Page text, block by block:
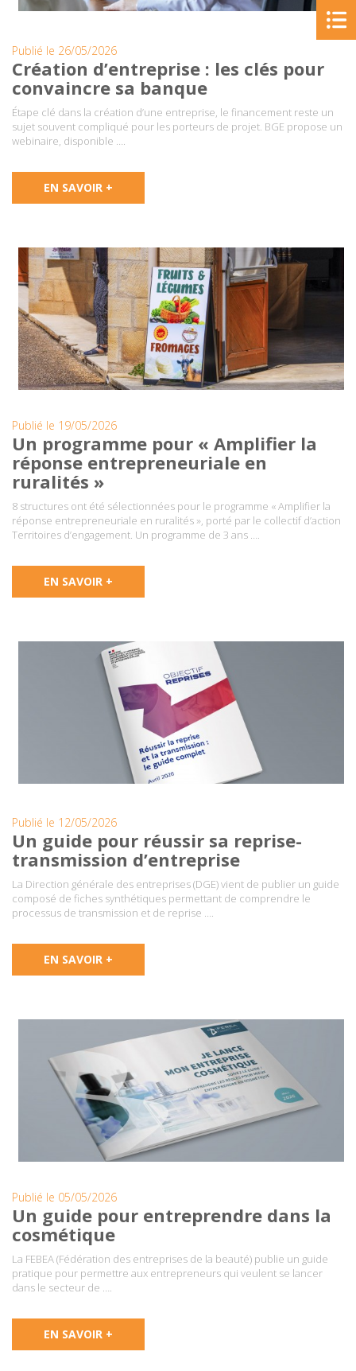
Publié le 26/05/2026
Création d’entreprise : les clés pour
convaincre sa banque
Étape clé dans la création d’une entreprise, le financement reste un
sujet souvent compliqué pour les porteurs de projet. BGE propose un
webinaire, disponible ….
EN SAVOIR +
Publié le 19/05/2026
Un programme pour « Amplifier la
réponse entrepreneuriale en
ruralités »
8 structures ont été sélectionnées pour le programme « Amplifier la
réponse entrepreneuriale en ruralités », porté par le collectif d’action
Territoires d’engagement. Un programme de 3 ans ….
EN SAVOIR +
Publié le 12/05/2026
Un guide pour réussir sa reprise-
transmission d’entreprise
La Direction générale des entreprises (DGE) vient de publier un guide
composé de fiches synthétiques permettant de comprendre le
processus de transmission et de reprise ….
EN SAVOIR +
Publié le 05/05/2026
Un guide pour entreprendre dans la
cosmétique
La FEBEA (Fédération des entreprises de la beauté) publie un guide
pratique pour permettre aux entrepreneurs qui veulent se lancer
dans le secteur de ….
EN SAVOIR +